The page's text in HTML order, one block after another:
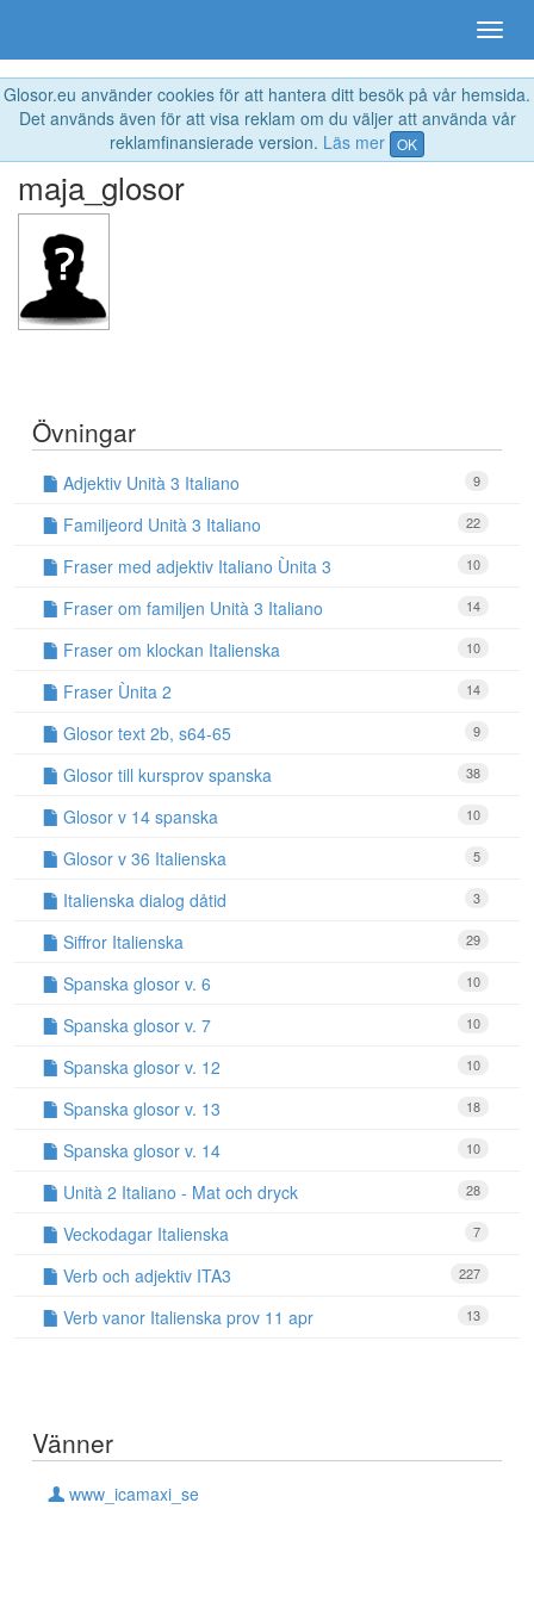
Glosor.eu använder cookies för att hantera ditt besök på vår hemsida.
Det används även för att visa reklam om du väljer att använda vår
reklamfinansierade version. Läs mer OK
maja_glosor
Övningar
9
Adjektiv Unità 3 Italiano
22
Familjeord Unità 3 Italiano
10
Fraser med adjektiv Italiano Ùnita 3
14
Fraser om familjen Unità 3 Italiano
10
Fraser om klockan Italienska
14
Fraser Ùnita 2
9
Glosor text 2b, s64-65
38
Glosor till kursprov spanska
10
Glosor v 14 spanska
5
Glosor v 36 Italienska
3
Italienska dialog dåtid
29
Siffror Italienska
10
Spanska glosor v. 6
10
Spanska glosor v. 7
10
Spanska glosor v. 12
18
Spanska glosor v. 13
10
Spanska glosor v. 14
28
Unità 2 Italiano - Mat och dryck
7
Veckodagar Italienska
227
Verb och adjektiv ITA3
13
Verb vanor Italienska prov 11 apr
Vänner
www_icamaxi_se